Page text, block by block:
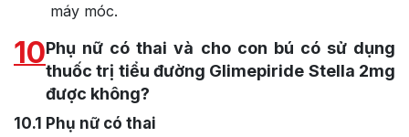
máy móc.
10Phụ nữ có thai và cho con bú có sử dụng
thuốc trị tiểu đường Glimepiride Stella 2mg
được không?
10.1 Phụ nữ có thai